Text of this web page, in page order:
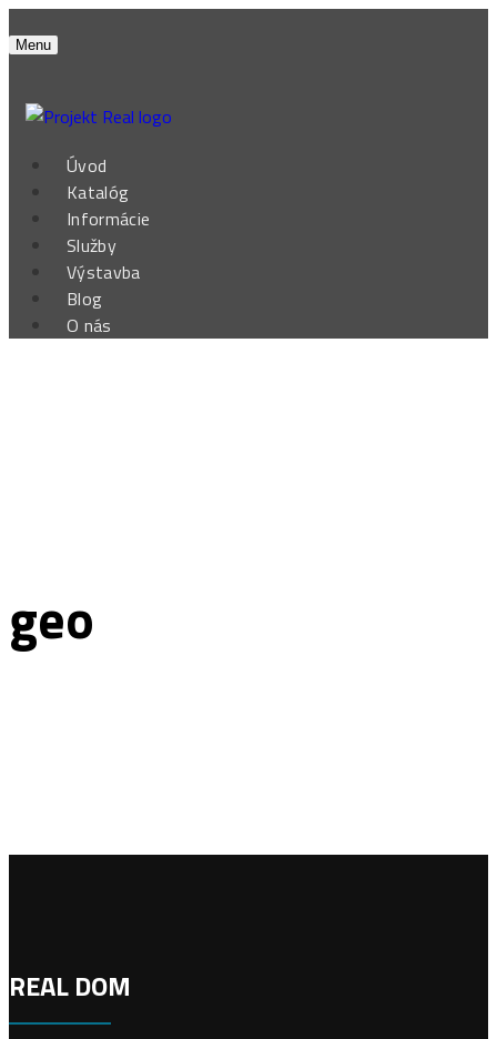
Menu
Úvod
Katalóg
Informácie
Služby
Výstavba
Blog
O nás
geo
REAL DOM